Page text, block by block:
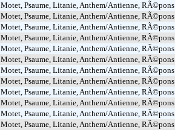
Motet, Psaume, Litanie, Anthem/Antienne, RÃ©pons
Motet, Psaume, Litanie, Anthem/Antienne, RÃ©pons
Motet, Psaume, Litanie, Anthem/Antienne, RÃ©pons
Motet, Psaume, Litanie, Anthem/Antienne, RÃ©pons
Motet, Psaume, Litanie, Anthem/Antienne, RÃ©pons
Motet, Psaume, Litanie, Anthem/Antienne, RÃ©pons
Motet, Psaume, Litanie, Anthem/Antienne, RÃ©pons
Motet, Psaume, Litanie, Anthem/Antienne, RÃ©pons
Motet, Psaume, Litanie, Anthem/Antienne, RÃ©pons
Motet, Psaume, Litanie, Anthem/Antienne, RÃ©pons
Motet, Psaume, Litanie, Anthem/Antienne, RÃ©pons
Motet, Psaume, Litanie, Anthem/Antienne, RÃ©pons